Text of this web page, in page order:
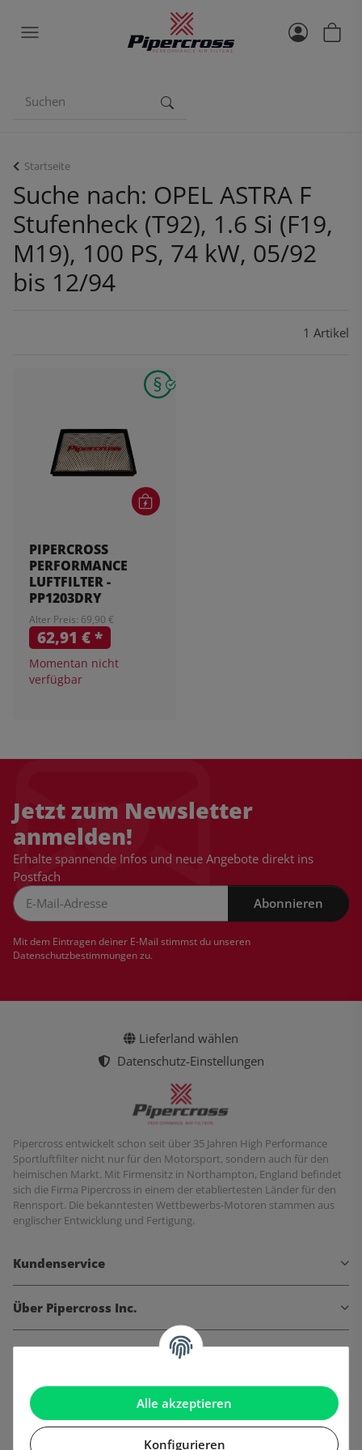
Alle akzeptieren
Konfigurieren
Startseite
Suche nach: OPEL ASTRA F
Stufenheck (T92), 1.6 Si (F19,
M19), 100 PS, 74 kW, 05/92
bis 12/94
1 Artikel
PIPERCROSS
PERFORMANCE
LUFTFILTER -
PP1203DRY
Alter Preis: 69,90 €
62,91 €*
Momentan nicht
verfügbar
Jetzt zum Newsletter
anmelden!
Erhalte spannende Infos und neue Angebote direkt ins
Postfach
Abonnieren
Mit dem Eintragen deiner E-Mail stimmst du unseren
Datenschutzbestimmungenzu.
Lieferland wählen
Datenschutz-Einstellungen
Pipercross entwickelt schon seit über 35 Jahren High Performance
Sportluftfilter nicht nur für den Motorsport, sondern auch für den
heimischen Markt. Mit Firmensitz in Northampton, England befindet
sich die Firma Pipercross in einem der etabliertesten Länder für den
Rennsport. Die bekanntesten Wettbewerbs-Motoren stammen aus
englischer Entwicklung und Fertigung.
Kundenservice
Über Pipercross Inc.
Informationen
Gesetzliche Informationen